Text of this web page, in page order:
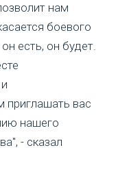
нам
боевого
есть, он будет.
приглашать вас
нашего
- сказал